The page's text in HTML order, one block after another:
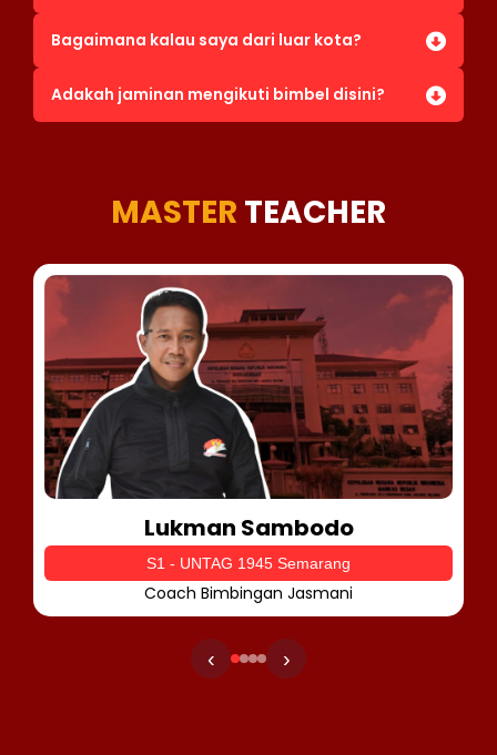
Bagaimana kalau saya dari luar kota?
Adakah jaminan mengikuti bimbel disini?
MASTER TEACHER
Lukman Sambodo
S1 - UNTAG 1945 Semarang
Coach Bimbingan Jasmani
‹ ›